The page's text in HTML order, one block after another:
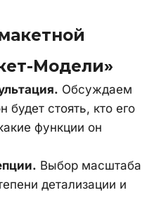
Модели»
Обсуждаем
будет стоять, кто его
функции он
Выбор масштаба
детализации и